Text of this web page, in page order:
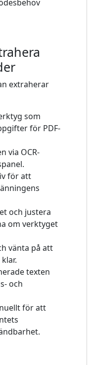
extraherar
som
för PDF-
via OCR-
för att
och justera
om verktyget
vänta på att
texten
och
för att